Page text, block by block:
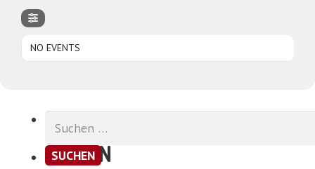
NO EVENTS
nach:
SEITEN